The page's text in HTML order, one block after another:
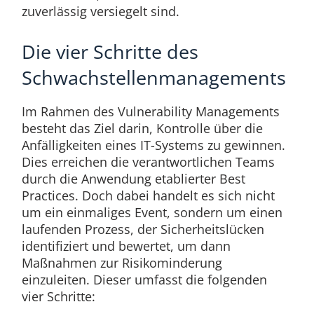
zuverlässig versiegelt sind.
Die vier Schritte des
Schwachstellenmanagements
Im Rahmen des Vulnerability Managements
besteht das Ziel darin, Kontrolle über die
Anfälligkeiten eines IT-Systems zu gewinnen.
Dies erreichen die verantwortlichen Teams
durch die Anwendung etablierter Best
Practices. Doch dabei handelt es sich nicht
um ein einmaliges Event, sondern um einen
laufenden Prozess, der Sicherheitslücken
identifiziert und bewertet, um dann
Maßnahmen zur Risikominderung
einzuleiten. Dieser umfasst die folgenden
vier Schritte: